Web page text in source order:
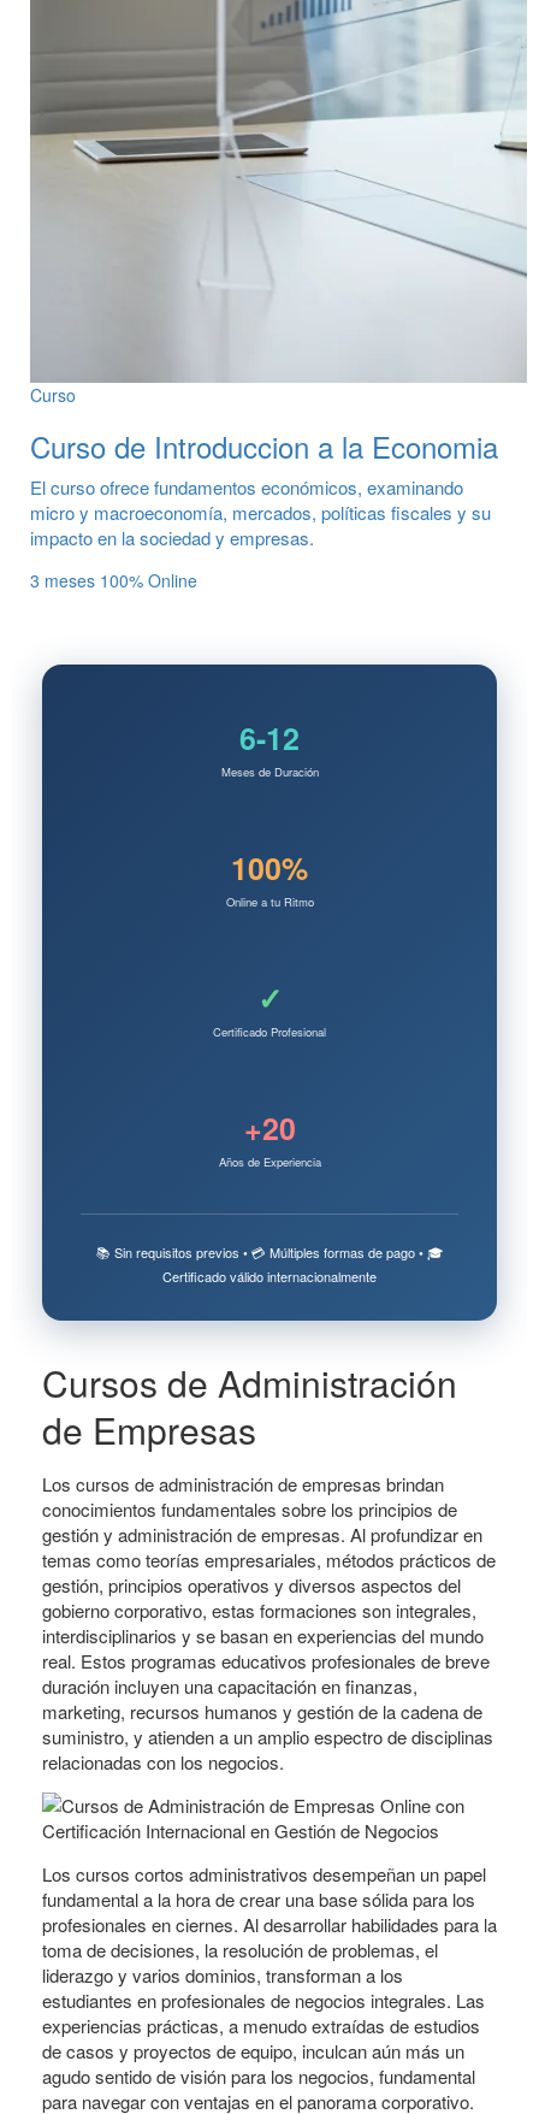
Curso
Curso de Introduccion a la Economia
El curso ofrece fundamentos económicos, examinando
micro y macroeconomía, mercados, políticas fiscales y su
impacto en la sociedad y empresas.
3 meses 100% Online
6-12
Meses de Duración
100%
Online a tu Ritmo
✓
Certificado Profesional
+20
Años de Experiencia
📚 Sin requisitos previos • 💳 Múltiples formas de pago • 🎓
Certificado válido internacionalmente
Cursos de Administración
de Empresas
Los cursos de administración de empresas brindan
conocimientos fundamentales sobre los principios de
gestión y administración de empresas. Al profundizar en
temas como teorías empresariales, métodos prácticos de
gestión, principios operativos y diversos aspectos del
gobierno corporativo, estas formaciones son integrales,
interdisciplinarios y se basan en experiencias del mundo
real. Estos programas educativos profesionales de breve
duración incluyen una capacitación en finanzas,
marketing, recursos humanos y gestión de la cadena de
suministro, y atienden a un amplio espectro de disciplinas
relacionadas con los negocios.
Los cursos cortos administrativos desempeñan un papel
fundamental a la hora de crear una base sólida para los
profesionales en ciernes. Al desarrollar habilidades para la
toma de decisiones, la resolución de problemas, el
liderazgo y varios dominios, transforman a los
estudiantes en profesionales de negocios integrales. Las
experiencias prácticas, a menudo extraídas de estudios
de casos y proyectos de equipo, inculcan aún más un
agudo sentido de visión para los negocios, fundamental
para navegar con ventajas en el panorama corporativo.